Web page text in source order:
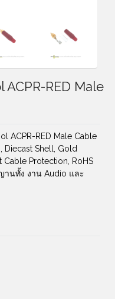
RED Male
ACPR-RED Male Cable
Diecast Shell, Gold
Protection, RoHS
านทั้ง งาน Audio และ